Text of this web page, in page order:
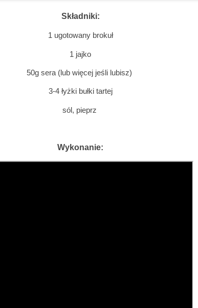
Składniki:
1 ugotowany brokuł
1 jajko
50g sera (lub więcej jeśli lubisz)
3-4 łyżki bułki tartej
sól, pieprz
Wykonanie: